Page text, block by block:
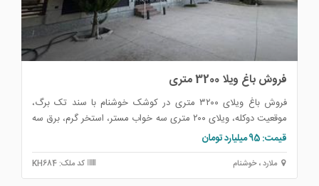
فروش باغ ویلا 3200 متری
فروش باغ ویلای ۳۲۰۰ متری در کوشک خوشنام با سند تک برگ،
موقعیت دوکله، ویلای ۲۰۰ متری سه خواب مستر، استخر گرم، برق سه
فاز، آب و گاز شهری، آب کشاورزی دائمی، سرایداری، آلاچیق و زمین
والیبال ساحلی.
قیمت: 95 میلیارد تومان
ملارد ، خوشنام کد ملک: KH684